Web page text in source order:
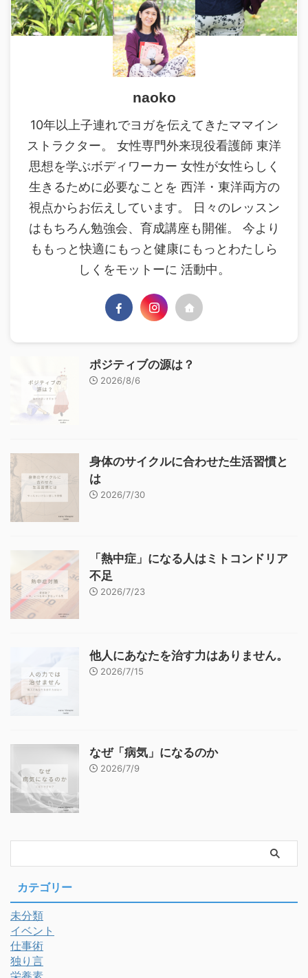
naoko
10年以上子連れでヨガを伝えてきたママイン
ストラクター。 女性専門外来現役看護師 東洋
思想を学ぶボディワーカー 女性が女性らしく
生きるために必要なことを 西洋・東洋両方の
視点からお伝えしています。 日々のレッスン
はもちろん勉強会、育成講座も開催。 今より
ももっと快適にもっと健康にもっとわたしら
しくをモットーに 活動中。
ポジティブの源は？
2026/8/6
身体のサイクルに合わせた生活習慣と
は
2026/7/30
「熱中症」になる人はミトコンドリア
不足
2026/7/23
他人にあなたを治す力はありません。
2026/7/15
なぜ「病気」になるのか
2026/7/9
カテゴリー
未分類
イベント
仕事術
独り言